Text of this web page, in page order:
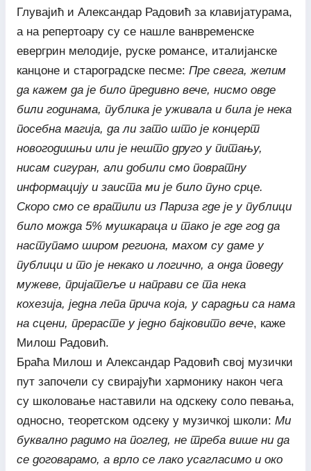
Глувајић и Александар Радовић за клавијатурама,
а на репертоару су се нашле ванвременске
евергрин мелодије, руске романсе, италијанске
канцоне и староградске песме: Пре свега, желим
да кажем да је било предивно вече, нисмо овде
били годинама, публика је уживала и била је нека
посебна магија, да ли зато што је концерт
новогодишњи или је нешто друго у питању,
нисам сигуран, али добили смо повратну
информацију и заиста ми је било пуно срце.
Скоро смо се вратили из Париза где је у публици
било можда 5% мушкараца и тако је где год да
наступамо широм региона, махом су даме у
публици и то је некако и логично, а онда поведу
мужеве, пријатеље и направи се та нека
кохезија, једна лепа прича која, у сарадњи са нама
на сцени, прерасте у једно бајковито вече, каже
Милош Радовић.
Браћа Милош и Александар Радовић свој музички
пут започели су свирајући хармонику након чега
су школовање наставили на одскеку соло певања,
односно, теоретском одсеку у музичкој школи: Ми
буквално радимо на поглед, не треба више ни да
се договарамо, а врло се лако усагласимо и око